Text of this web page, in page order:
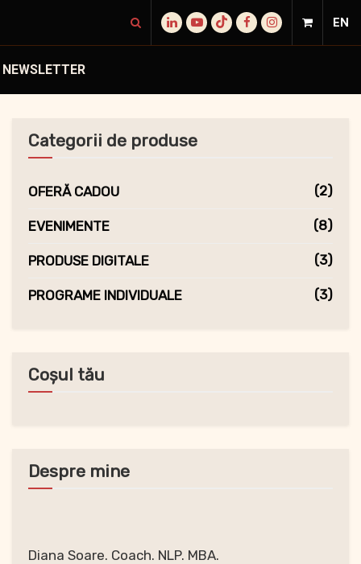
EN
NEWSLETTER
Categorii de produse
OFERĂ CADOU (2)
EVENIMENTE (8)
PRODUSE DIGITALE (3)
PROGRAME INDIVIDUALE (3)
Coșul tău
Despre mine
Diana Soare. Coach. NLP. MBA.